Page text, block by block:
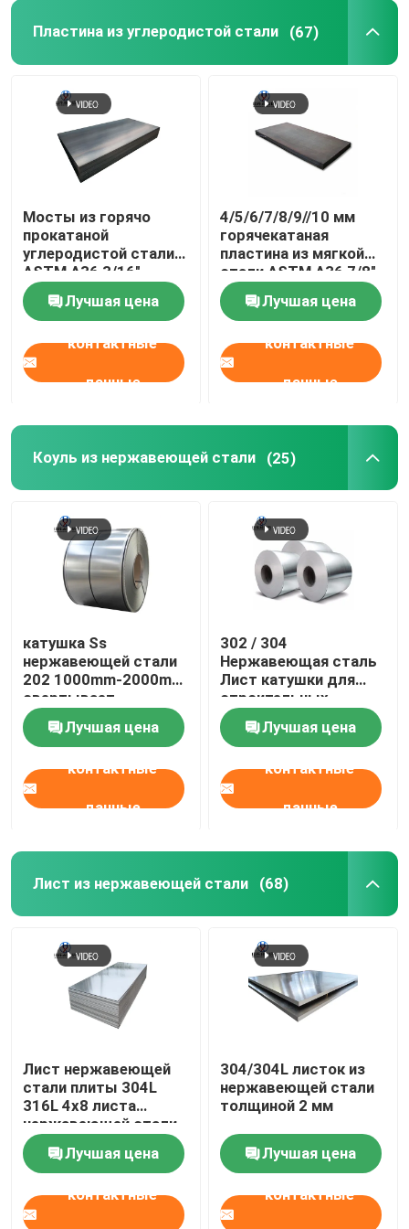
Гальванизированная трубка стальной трубы
Стержень из углеродистой стали
Адвокатура штанги нержавеющей стали
Гальванизированная катушка провода
Стальной железнодорожный путь
Пластина из углеродистой стали (67)
Мосты из горячо
прокатаной
углеродистой стали
ASTM A36 3/16"
Лучшая цена
контактные
данные
4/5/6/7/8/9//10 мм
горячекатаная
пластина из мягкой
стали ASTM A36 7/8"
Лучшая цена
контактные
данные
Коуль из нержавеющей стали (25)
катушка Ss
нержавеющей стали
202 1000mm-2000mm
свертывает
спиралью крен листа
нержавеющей стали
430
Лучшая цена
контактные
данные
302 / 304
Нержавеющая сталь
Лист катушки для
строительных
материалов
Лучшая цена
контактные
данные
Лист из нержавеющей стали (68)
Лист нержавеющей
стали плиты 304L
316L 4x8 листа
нержавеющей стали
JIS стандартный
Лучшая цена
контактные
304/304L листок из
нержавеющей стали
толщиной 2 мм
Лучшая цена
контактные